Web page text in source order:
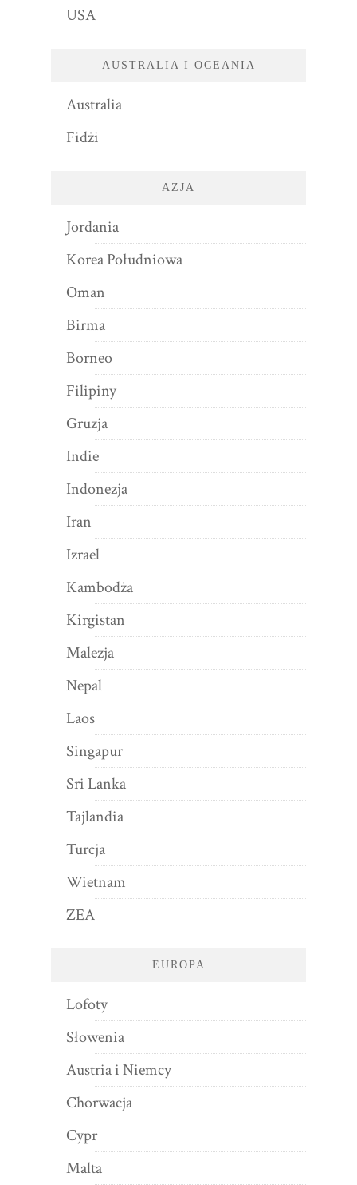
USA
AUSTRALIA I OCEANIA
Australia
Fidżi
AZJA
Jordania
Korea Południowa
Oman
Birma
Borneo
Filipiny
Gruzja
Indie
Indonezja
Iran
Izrael
Kambodża
Kirgistan
Malezja
Nepal
Laos
Singapur
Sri Lanka
Tajlandia
Turcja
Wietnam
ZEA
EUROPA
Lofoty
Słowenia
Austria i Niemcy
Chorwacja
Cypr
Malta